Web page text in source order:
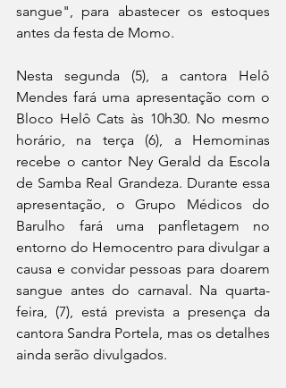
sangue", para abastecer os estoques
antes da festa de Momo.
Nesta segunda (5), a cantora Helô
Mendes fará uma apresentação com o
Bloco Helô Cats às 10h30. No mesmo
horário, na terça (6), a Hemominas
recebe o cantor Ney Gerald da Escola
de Samba Real Grandeza. Durante essa
apresentação, o Grupo Médicos do
Barulho fará uma panfletagem no
entorno do Hemocentro para divulgar a
causa e convidar pessoas para doarem
sangue antes do carnaval. Na quarta-
feira, (7), está prevista a presença da
cantora Sandra Portela, mas os detalhes
ainda serão divulgados.